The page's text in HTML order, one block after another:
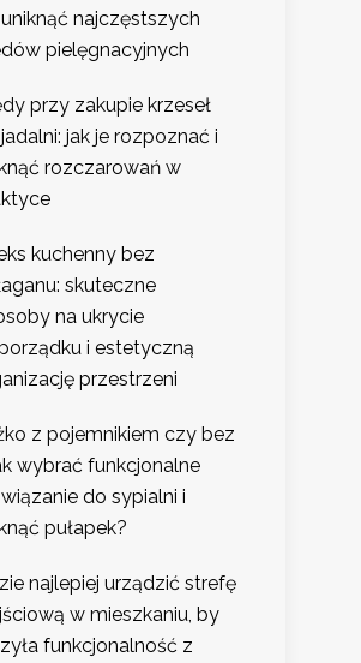
najczęstszych
pielęgnacyjnych
przy zakupie krzeseł
jak je rozpoznać i
rozczarowań w
kuchenny bez
skuteczne
na ukrycie
i estetyczną
przestrzeni
z pojemnikiem czy bez
wybrać funkcjonalne
do sypialni i
pułapek?
najlepiej urządzić strefę
w mieszkaniu, by
funkcjonalność z